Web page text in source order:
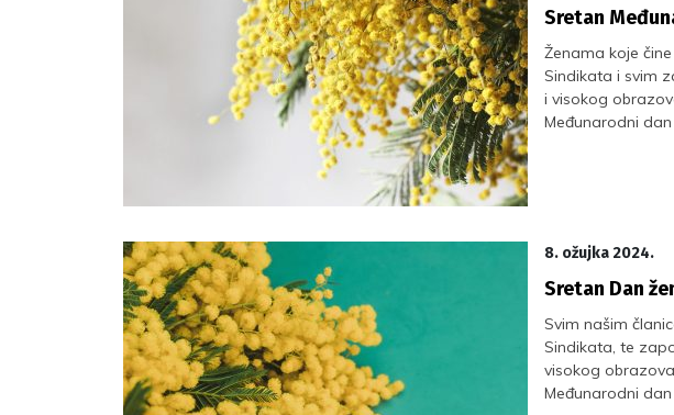
Sretan
Ženama koje
Sindikata i svim
i visokog
Međunarodni dan
8. ožujka 2024.
Sretan Dan
Svim našim
Sindikata, te
visokog
Međunarodni dan